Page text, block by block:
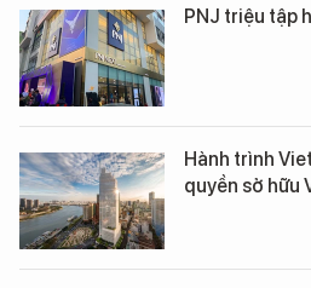
PNJ triệu tập
Hành trình
quyền sở hữu